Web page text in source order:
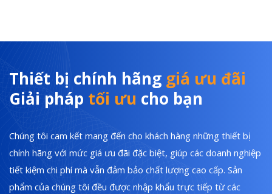
Thiết bị chính hãng giá ưu đãi
Giải pháp tối ưu cho bạn
Chúng tôi cam kết mang đến cho khách hàng những thiết bị
chính hãng với mức giá ưu đãi đặc biệt, giúp các doanh nghiệp
tiết kiệm chi phí mà vẫn đảm bảo chất lượng cao cấp. Sản
phẩm của chúng tôi đều được nhập khẩu trực tiếp từ các